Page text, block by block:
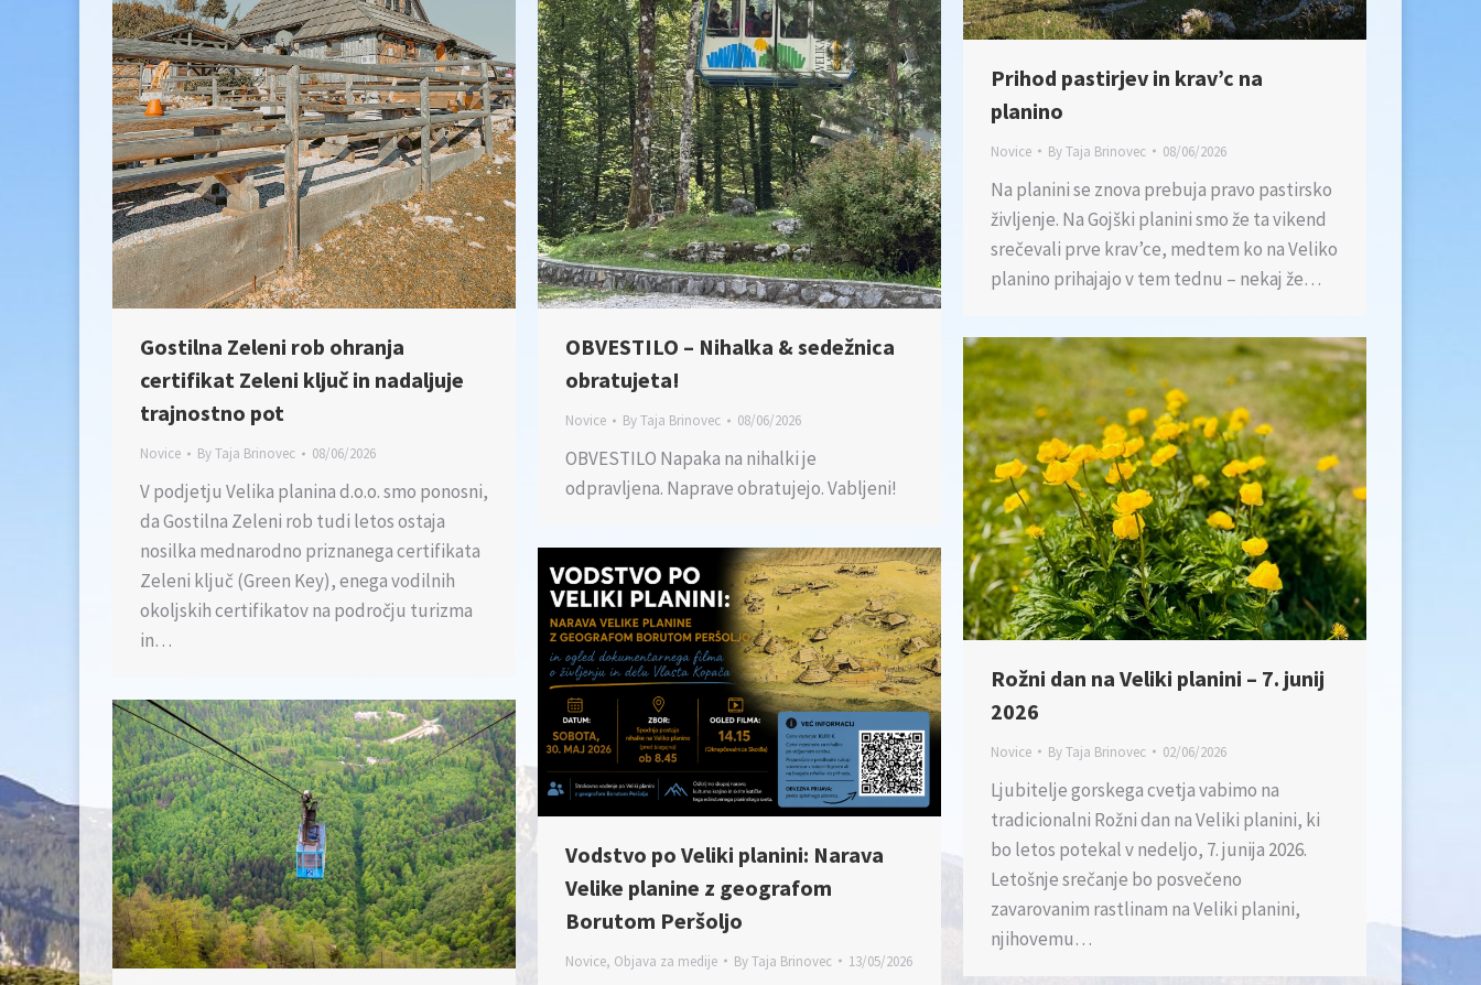
Gostilna Zeleni rob ohranja
certifikat Zeleni ključ in nadaljuje
trajnostno pot
Novice ByTaja Brinovec 08/06/2026
V podjetju Velika planina d.o.o. smo ponosni,
da Gostilna Zeleni rob tudi letos ostaja
nosilka mednarodno priznanega certifikata
Zeleni ključ (Green Key), enega vodilnih
okoljskih certifikatov na področju turizma
in…
OBVESTILO – Nihalka & sedežnica
obratujeta!
Novice ByTaja Brinovec 08/06/2026
OBVESTILO Napaka na nihalki je
odpravljena. Naprave obratujejo. Vabljeni!
Prihod pastirjev in krav’c na
planino
Novice ByTaja Brinovec 08/06/2026
Na planini se znova prebuja pravo pastirsko
življenje. Na Gojški planini smo že ta vikend
srečevali prve krav’ce, medtem ko na Veliko
planino prihajajo v tem tednu – nekaj že…
Rožni dan na Veliki planini – 7. junij
2026
Novice ByTaja Brinovec 02/06/2026
Ljubitelje gorskega cvetja vabimo na
tradicionalni Rožni dan na Veliki planini, ki
bo letos potekal v nedeljo, 7. junija 2026.
Letošnje srečanje bo posvečeno
zavarovanim rastlinam na Veliki planini,
njihovemu…
Vodstvo po Veliki planini: Narava
Velike planine z geografom
Borutom Peršoljo
Novice, Objava za medije ByTaja Brinovec 13/05/2026